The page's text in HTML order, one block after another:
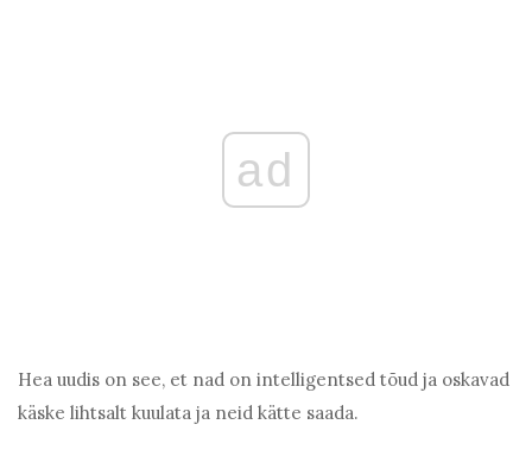
ad
Hea uudis on see, et nad on intelligentsed tõud ja oskavad
käske lihtsalt kuulata ja neid kätte saada.